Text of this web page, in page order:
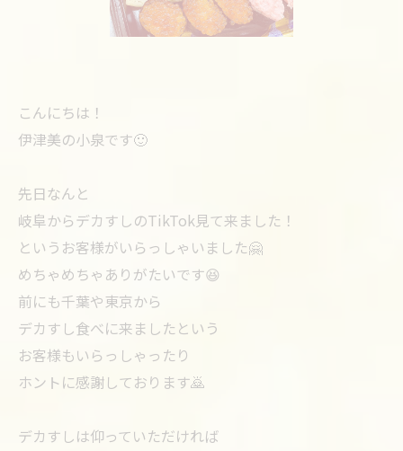
こんにちは！
伊津美の小泉です🙂
先日なんと
岐阜からデカすしのTikTok見て来ました！
というお客様がいらっしゃいました🤗
めちゃめちゃありがたいです😆
前にも千葉や東京から
デカすし食べに来ましたという
お客様もいらっしゃったり
ホントに感謝しております🙇
デカすしは仰っていただければ